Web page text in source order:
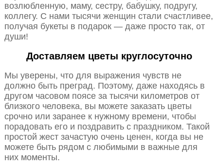
возлюбленную, маму, сестру, бабушку, подругу,
коллегу. С нами тысячи женщин стали счастливее,
получая букеты в подарок — даже просто так, от
души!
Доставляем цветы круглосуточно
Мы уверены, что для выражения чувств не
должно быть преград. Поэтому, даже находясь в
другом часовом поясе за тысячи километров от
близкого человека, вы можете заказать цветы
срочно или заранее к нужному времени, чтобы
порадовать его и поздравить с праздником. Такой
простой жест зачастую очень ценен, когда вы не
можете быть рядом с любимыми в важные для
них моменты.